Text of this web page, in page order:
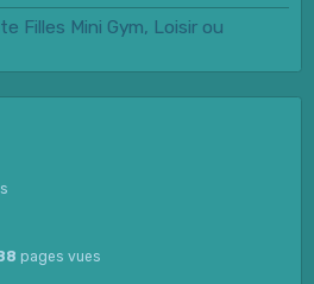
Filles Mini Gym, Loisir ou
pages vues